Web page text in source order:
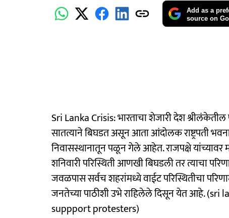
Add as a
source on
Sri Lanka Crisis: भारताचा शेजारी देश
सातत्याने बिघडत असून आता आंदोलक राष्ट्रपती
निवासस्थानातून पळून गेले आहेत. राजपक्षे यांच्यावर
शनिवारी परिस्थिती आणखी बिघडली तर त्याचा
जवळपास सर्वच शहरांमध्ये वाईट परिस्थितीचा
जनतेच्या पाठीशी उभे राहिलेले दिसून येत आहे.
suppport protesters)